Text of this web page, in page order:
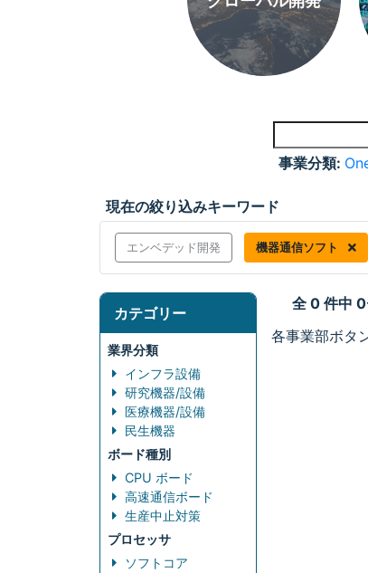
事業分類:
現在の絞り込みキーワード
エンベデッド開発 機器通信ソフト
カテゴリー
業界分類
インフラ設備
研究機器/設備
医療機器/設備
民生機器
ボード種別
CPU ボード
高速通信ボード
生産中止対策
プロセッサ
ソフトコア
全 0 件中
各事業部ボタ